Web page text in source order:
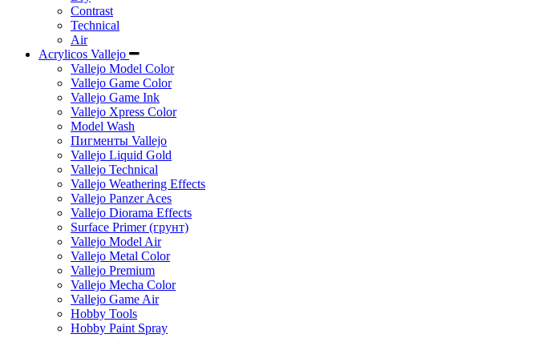
Contrast
Technical
Air
Acrylicos Vallejo
Vallejo Model Color
Vallejo Game Color
Vallejo Game Ink
Vallejo Xpress Color
Model Wash
Пигменты Vallejo
Vallejo Liquid Gold
Vallejo Technical
Vallejo Weathering Effects
Vallejo Panzer Aces
Vallejo Diorama Effects
Surface Primer (грунт)
Vallejo Model Air
Vallejo Metal Color
Vallejo Premium
Vallejo Mecha Color
Vallejo Game Air
Hobby Tools
Hobby Paint Spray